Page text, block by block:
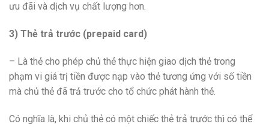
ưu đãi và dịch vụ chất lượng hơn.
3) Thẻ trả trước (prepaid card)
– Là thẻ cho phép chủ thẻ thực hiện giao dịch thẻ trong
phạm vi giá trị tiền được nạp vào thẻ tương ứng với số tiền
mà chủ thẻ đã trả trước cho tổ chức phát hành thẻ.
Có nghĩa là, khi chủ thẻ có một chiếc thẻ trả trước thì có thể